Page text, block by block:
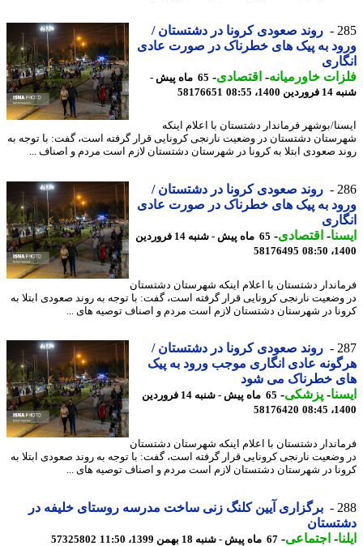
روند صعودی کرونا در دشتستان /
به پیک های خطرناک در صورت عادی
خاورمیانه-اقتصادی-
65 ماه پیش -
08:55
58176651
بوشهر فرماندار دشتستان با اعلام اینکه
دشتستان در وضعیت نارنجی کرونایی قرار گرفته است، گفت: با توجه به
صعودی ابتلا به کرونا در شهرستان دشتستان لازم است مردم و اصناف ...
روند صعودی کرونا در دشتستان /
به پیک های خطرناک در صورت عادی
-اقتصادی-
65 ماه پیش - شنبه 14 فروردین
58176495
دشتستان با اعلام اینکه شهرستان دشتستان
نارنجی کرونایی قرار گرفته است، گفت: با توجه به روند صعودی ابتلا به
در شهرستان دشتستان لازم است مردم و اصناف توصیه های ...
روند صعودی کرونا در دشتستان /
عادی انگاری موجب ورود به پیک
خطرناک می شود
-پزشکی-
65 ماه پیش - شنبه 14 فروردین
58176420
دشتستان با اعلام اینکه شهرستان دشتستان
نارنجی کرونایی قرار گرفته است، گفت: با توجه به روند صعودی ابتلا به
در شهرستان دشتستان لازم است مردم و اصناف توصیه های ...
برگزاری آیین کلنگ زنی ساخت مدرسه روستای خلیفه در
-اجتماعی-67 ماه پیش - شنبه 18 بهمن 1399، 11:50 57325802